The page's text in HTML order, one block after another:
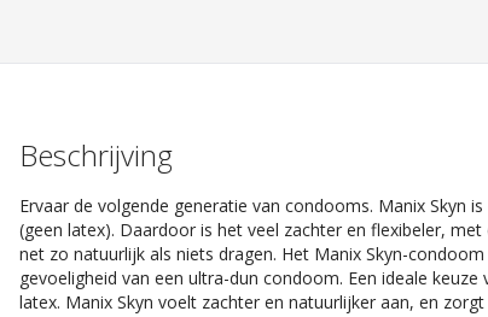
Beschrijving
Ervaar de volgende generatie van condooms. Manix Skyn
(geen latex). Daardoor is het veel zachter en flexibeler,
net zo natuurlijk als niets dragen. Het Manix Skyn-
gevoeligheid van een ultra-dun condoom. Een ideale
latex. Manix Skyn voelt zachter en natuurlijker aan, en